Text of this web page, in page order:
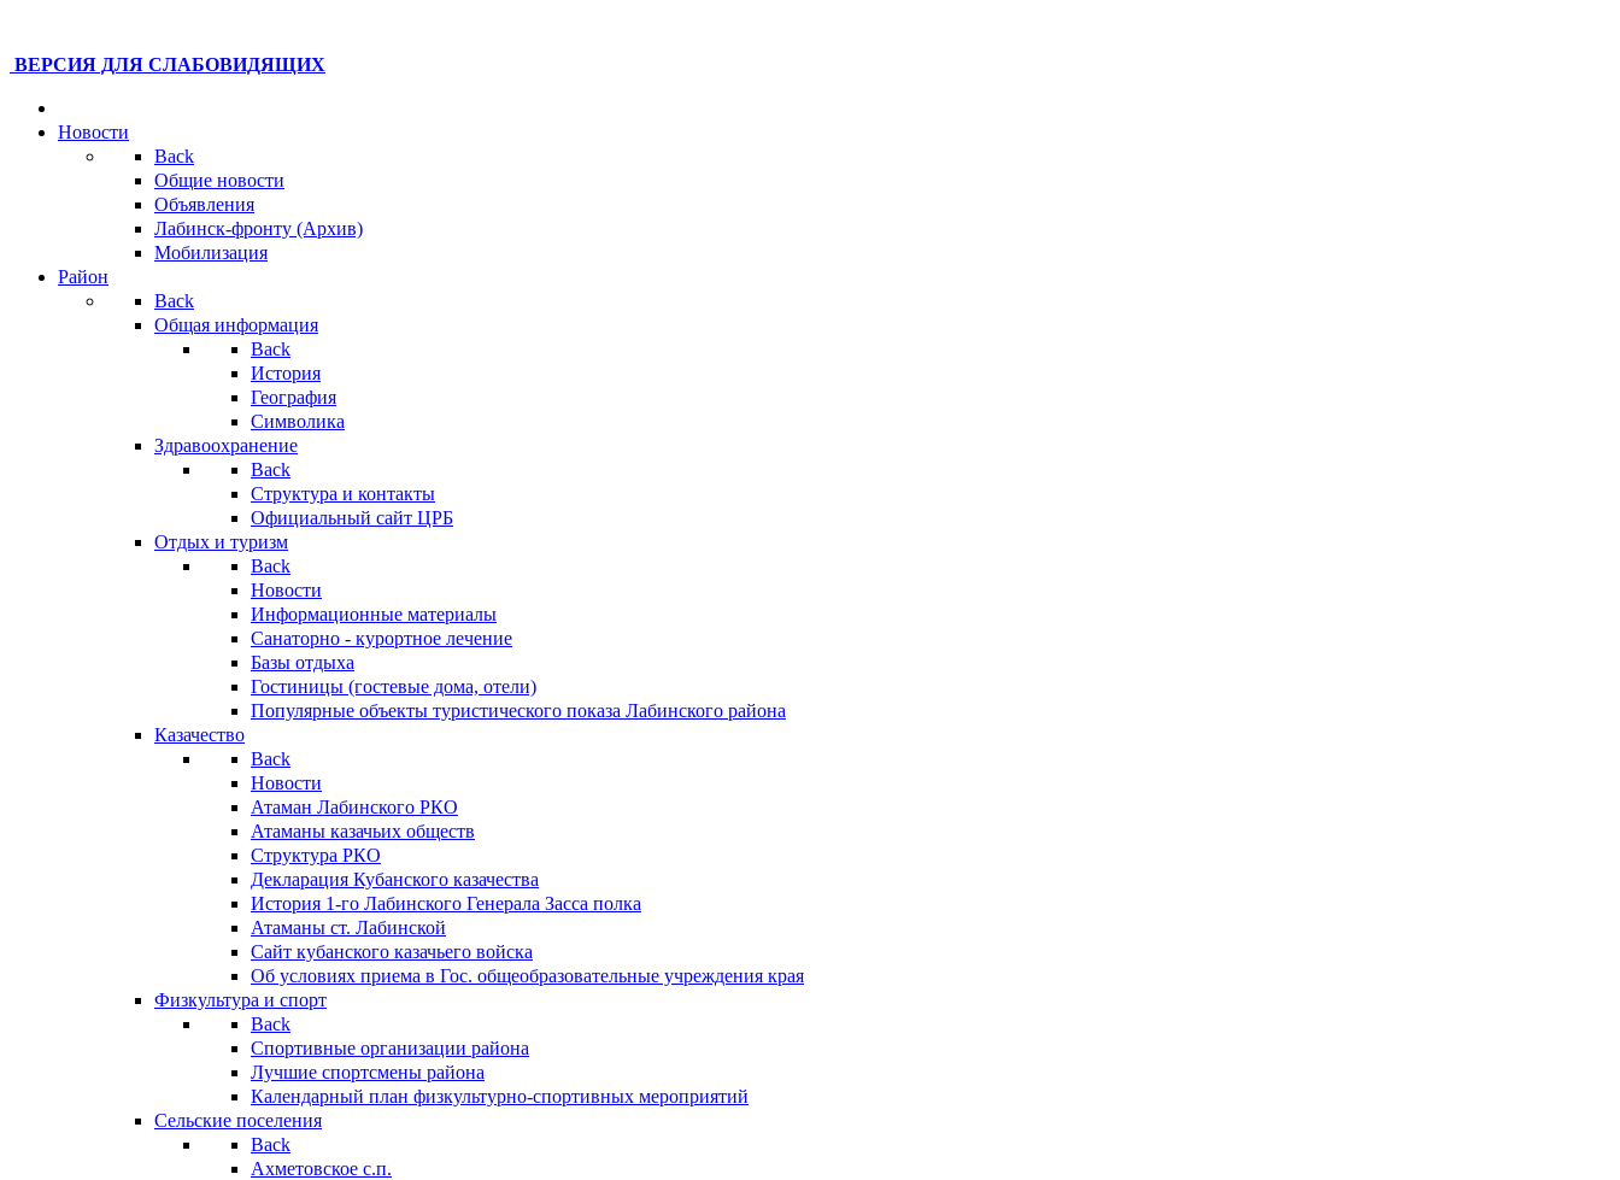
ВЕРСИЯ ДЛЯ СЛАБОВИДЯЩИХ
Новости
Back
Общие новости
Объявления
Лабинск-фронту (Архив)
Мобилизация
Район
Back
Общая информация
Back
История
География
Символика
Здравоохранение
Back
Структура и контакты
Официальный сайт ЦРБ
Отдых и туризм
Back
Новости
Информационные материалы
Санаторно - курортное лечение
Базы отдыха
Гостиницы (гостевые дома, отели)
Популярные объекты туристического показа Лабинского района
Казачество
Back
Новости
Атаман Лабинского РКО
Атаманы казачьих обществ
Структура РКО
Декларация Кубанского казачества
История 1-го Лабинского Генерала Засса полка
Атаманы ст. Лабинской
Cайт кубанского казачьего войска
Об условиях приема в Гос. общеобразовательные учреждения края
Физкультура и спорт
Back
Спортивные организации района
Лучшие спортсмены района
Календарный план физкультурно-спортивных мероприятий
Сельские поселения
Back
Ахметовское с.п.